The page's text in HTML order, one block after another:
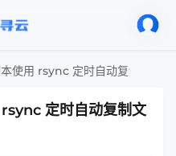
使用 rsync 定时自动复制文件
定时自动复制文